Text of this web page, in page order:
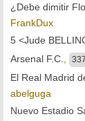
¿Debe dimitir
FrankDux
5 <Jude
Arsenal F.C.
El Real Madrid
abelguga
Nuevo Estadio